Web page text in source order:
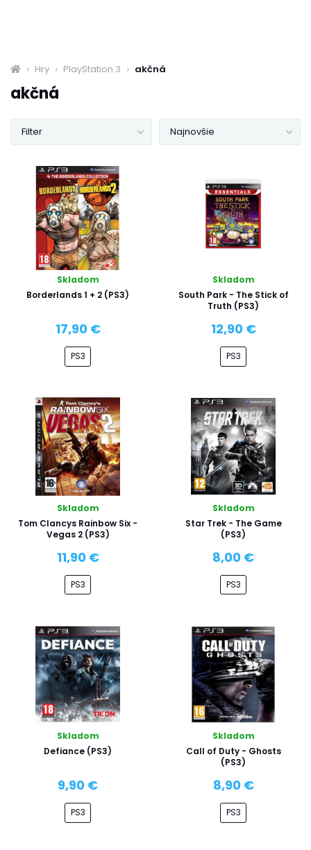
Hry PlayStation 3 akčná
akčná
Najnovšie
Filter
Skladom
Borderlands 1 + 2 (PS3)
17,90 €
PS3
Skladom
South Park - The Stick of
Truth (PS3)
12,90 €
PS3
Skladom
Tom Clancys Rainbow Six -
Vegas 2 (PS3)
11,90 €
PS3
Skladom
Star Trek - The Game
(PS3)
8,00 €
PS3
Skladom
Defiance (PS3)
9,90 €
PS3
Skladom
Call of Duty - Ghosts
(PS3)
8,90 €
PS3